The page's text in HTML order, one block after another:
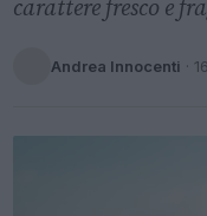
carattere fresco e
Andrea Innocenti ·